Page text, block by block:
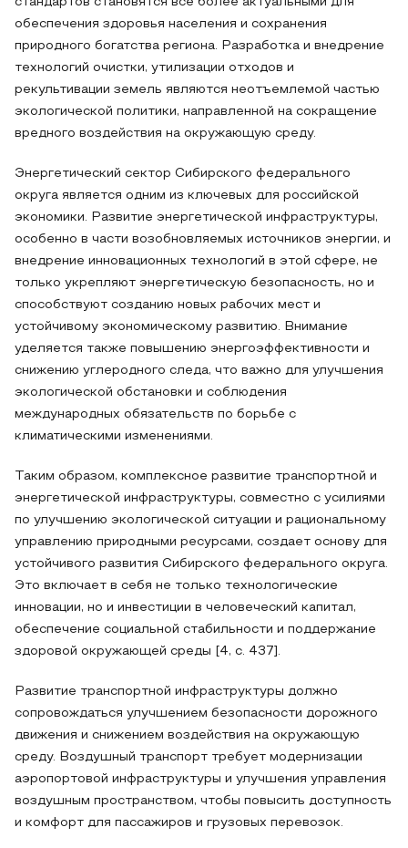
обеспечения здоровья населения и сохранения
природного богатства региона. Разработка и внедрение
технологий очистки, утилизации отходов и
рекультивации земель являются неотъемлемой частью
экологической политики, направленной на сокращение
вредного воздействия на окружающую среду.
Энергетический сектор Сибирского федерального
округа является одним из ключевых для российской
экономики. Развитие энергетической инфраструктуры,
особенно в части возобновляемых источников энергии, и
внедрение инновационных технологий в этой сфере, не
только укрепляют энергетическую безопасность, но и
способствуют созданию новых рабочих мест и
устойчивому экономическому развитию. Внимание
уделяется также повышению энергоэффективности и
снижению углеродного следа, что важно для улучшения
экологической обстановки и соблюдения
международных обязательств по борьбе с
климатическими изменениями.
Таким образом, комплексное развитие транспортной и
энергетической инфраструктуры, совместно с усилиями
по улучшению экологической ситуации и рациональному
управлению природными ресурсами, создает основу для
устойчивого развития Сибирского федерального округа.
Это включает в себя не только технологические
инновации, но и инвестиции в человеческий капитал,
обеспечение социальной стабильности и поддержание
здоровой окружающей среды [4, c. 437].
Развитие транспортной инфраструктуры должно
сопровождаться улучшением безопасности дорожного
движения и снижением воздействия на окружающую
среду. Воздушный транспорт требует модернизации
аэропортовой инфраструктуры и улучшения управления
воздушным пространством, чтобы повысить доступность
и комфорт для пассажиров и грузовых перевозок.